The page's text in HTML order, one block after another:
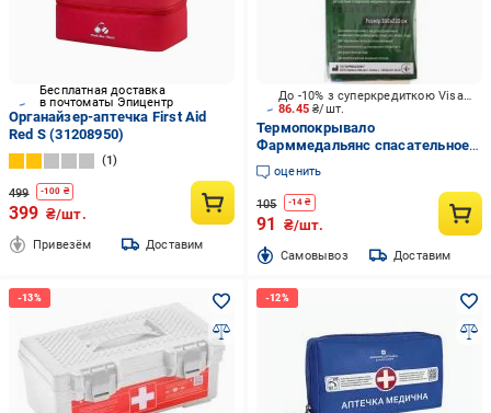
Бесплатная доставка
в почтоматы Эпицентр
Органайзер-аптечка First Aid
Red S (31208950)
1
499 -100 ₴
399 ₴/шт.
Привезём Доставим
86.45₴/шт.
До -10% з суперкредиткою Visa Вигода
Термопокрывало
Фарммедальянс спасательное
медицинского назначения
золото-серебро
оценить
105 -14 ₴
91 ₴/шт.
Cамовывоз Доставим